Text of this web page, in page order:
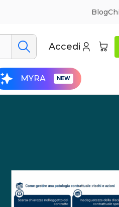
Blog
Accedi
MYRA